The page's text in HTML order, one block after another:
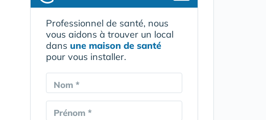
Professionnel de santé, nous
vous aidons à trouver un local
dans une maison de santé
pour vous installer.
Nom *
Prénom *